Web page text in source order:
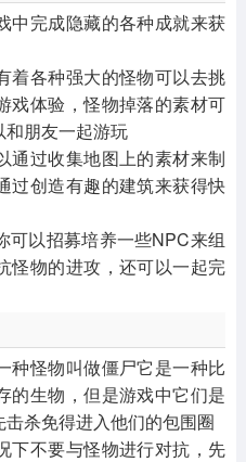
中完成隐藏的各种成就来获
着各种强大的怪物可以去挑
戏体验，怪物掉落的素材可
朋友一起游玩
通过收集地图上的素材来制
过创造有趣的建筑来获得快
可以招募培养一些NPC来组
怪物的进攻，还可以一起完
种怪物叫做僵尸它是一种比
的生物，但是游戏中它们是
杀免得进入他们的包围圈
下不要与怪物进行对抗，先